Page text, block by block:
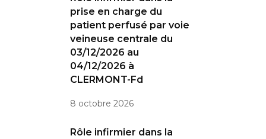
prise en charge du
patient perfusé par voie
veineuse centrale du
03/12/2026 au
04/12/2026 à
CLERMONT-Fd
8 octobre 2026
Rôle infirmier dans la